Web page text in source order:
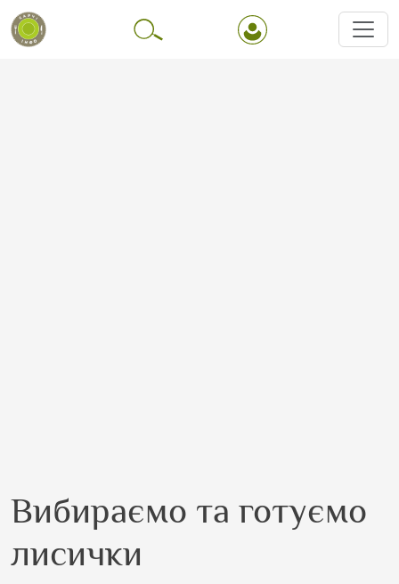
Вибираємо та готуємо
лисички